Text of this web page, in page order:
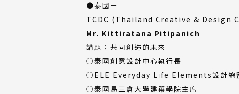
●泰國－
TCDC (Thailand Creative & Design
Mr. Kittiratana Pitipanich
講題：共同創造的未來
○泰國創意設計中心執行長
○ELE Everyday Life Elements設計總
○泰國易三倉大學建築學院主席